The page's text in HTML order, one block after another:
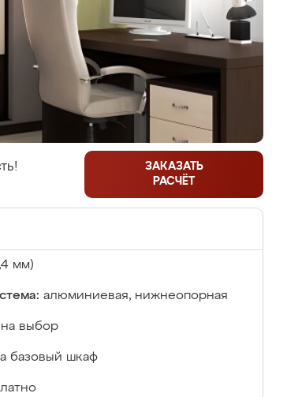
ЗАКАЗАТЬ
РАСЧЁТ
мм)
алюминиевая, нижнеопорная
на выбор
базовый шкаф